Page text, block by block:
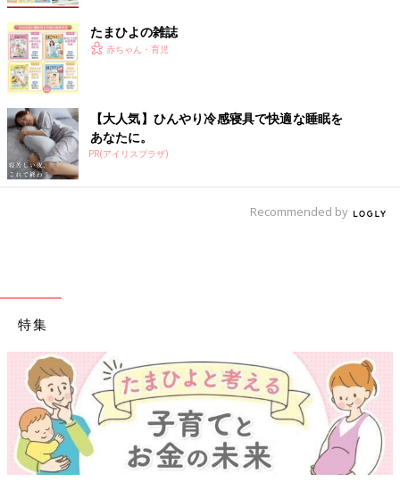
たまひよの雑誌
赤ちゃん・育児
【大人気】ひんやり冷感寝具で快適な睡眠を
あなたに。
PR(アイリスプラザ)
Recommended by
特集